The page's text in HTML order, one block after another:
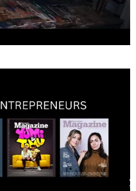
konst med hårt fysiskt arbete.